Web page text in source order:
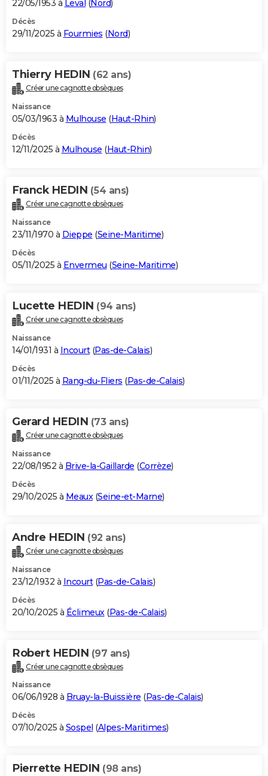
22/05/1953 à Leval (Nord)
Décès
29/11/2025 à Fourmies (Nord)
Thierry HEDIN (62 ans)
Créer une cagnotte obsèques
Naissance
05/03/1963 à Mulhouse (Haut-Rhin)
Décès
12/11/2025 à Mulhouse (Haut-Rhin)
Franck HEDIN (54 ans)
Créer une cagnotte obsèques
Naissance
23/11/1970 à Dieppe (Seine-Maritime)
Décès
05/11/2025 à Envermeu (Seine-Maritime)
Lucette HEDIN (94 ans)
Créer une cagnotte obsèques
Naissance
14/01/1931 à Incourt(Pas-de-Calais)
Décès
01/11/2025 à Rang-du-Fliers (Pas-de-Calais)
Gerard HEDIN (73 ans)
Créer une cagnotte obsèques
Naissance
22/08/1952 à Brive-la-Gaillarde (Corrèze)
Décès
29/10/2025 à Meaux(Seine-et-Marne)
Andre HEDIN (92 ans)
Créer une cagnotte obsèques
Naissance
23/12/1932 à Incourt(Pas-de-Calais)
Décès
20/10/2025 à Éclimeux (Pas-de-Calais)
Robert HEDIN (97 ans)
Créer une cagnotte obsèques
Naissance
06/06/1928 à Bruay-la-Buissière (Pas-de-Calais)
Décès
07/10/2025 à Sospel (Alpes-Maritimes)
Pierrette HEDIN (98 ans)